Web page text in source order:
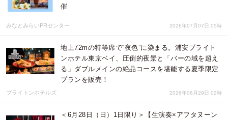
催
みなとみらいPRセンター 2026年07月07日 05時
地上72mの特等席で“夜色”に染まる。浦安ブライト
ンホテル東京ベイ、圧倒的夜景と「バーの域を超え
る」ダブルメインの絶品コースを堪能する夏季限定
プランを販売！
ブライトンホテルズ 2026年06月29日 02時
＜6月28日（日）1日限り＞【生演奏×アフタヌーン